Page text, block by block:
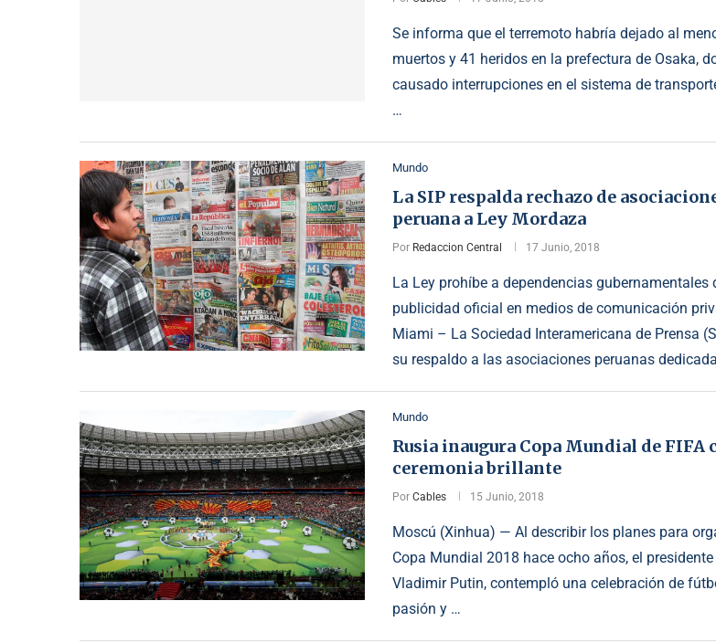
Se informa que el terremoto habría dejado al
muertos y 41 heridos en la prefectura de Osaka,
causado interrupciones en el sistema de
…
Mundo
La SIP respalda rechazo de
peruana a Ley Mordaza
Por Redaccion Central 17 Junio, 2018
La Ley prohíbe a dependencias gubernamentales
publicidad oficial en medios de comunicación
Miami – La Sociedad Interamericana de Prensa
su respaldo a las asociaciones peruanas
Mundo
Rusia inaugura Copa Mundial de FIFA
ceremonia brillante
Por Cables 15 Junio, 2018
Moscú (Xinhua) — Al describir los planes para
Copa Mundial 2018 hace ocho años, el presidente
Vladimir Putin, contempló una celebración de
pasión y …